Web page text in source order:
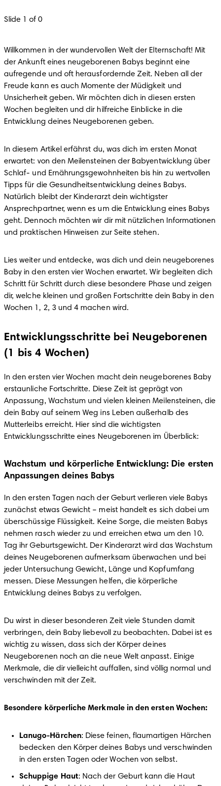
Slide 1 of 0
Willkommen in der wundervollen Welt der Elternschaft! Mit
der Ankunft eines neugeborenen Babys beginnt eine
aufregende und oft herausfordernde Zeit. Neben all der
Freude kann es auch Momente der Müdigkeit und
Unsicherheit geben. Wir möchten dich in diesen ersten
Wochen begleiten und dir hilfreiche Einblicke in die
Entwicklung deines Neugeborenen geben.
In diesem Artikel erfährst du, was dich im ersten Monat
erwartet: von den Meilensteinen der Babyentwicklung über
Schlaf- und Ernährungsgewohnheiten bis hin zu wertvollen
Tipps für die Gesundheitsentwicklung deines Babys.
Natürlich bleibt der Kinderarzt dein wichtigster
Ansprechpartner, wenn es um die Entwicklung eines Babys
geht. Dennoch möchten wir dir mit nützlichen Informationen
und praktischen Hinweisen zur Seite stehen.
Lies weiter und entdecke, was dich und dein neugeborenes
Baby in den ersten vier Wochen erwartet. Wir begleiten dich
Schritt für Schritt durch diese besondere Phase und zeigen
dir, welche kleinen und großen Fortschritte dein Baby in den
Wochen 1, 2, 3 und 4 machen wird.
Entwicklungsschritte bei Neugeborenen
(1 bis 4 Wochen)
In den ersten vier Wochen macht dein neugeborenes Baby
erstaunliche Fortschritte. Diese Zeit ist geprägt von
Anpassung, Wachstum und vielen kleinen Meilensteinen, die
dein Baby auf seinem Weg ins Leben außerhalb des
Mutterleibs erreicht. Hier sind die wichtigsten
Entwicklungsschritte eines Neugeborenen im Überblick:
Wachstum und körperliche Entwicklung: Die ersten
Anpassungen deines Babys
In den ersten Tagen nach der Geburt verlieren viele Babys
zunächst etwas Gewicht – meist handelt es sich dabei um
überschüssige Flüssigkeit. Keine Sorge, die meisten Babys
nehmen rasch wieder zu und erreichen etwa um den 10.
Tag ihr Geburtsgewicht. Der Kinderarzt wird das Wachstum
deines Neugeborenen aufmerksam überwachen und bei
jeder Untersuchung Gewicht, Länge und Kopfumfang
messen. Diese Messungen helfen, die körperliche
Entwicklung deines Babys zu verfolgen.
Du wirst in dieser besonderen Zeit viele Stunden damit
verbringen, dein Baby liebevoll zu beobachten. Dabei ist es
wichtig zu wissen, dass sich der Körper deines
Neugeborenen noch an die neue Welt anpasst. Einige
Merkmale, die dir vielleicht auffallen, sind völlig normal und
verschwinden mit der Zeit.
Besondere körperliche Merkmale in den ersten Wochen:
Lanugo-Härchen: Diese feinen, flaumartigen Härchen
bedecken den Körper deines Babys und verschwinden
in den ersten Tagen oder Wochen von selbst.
Schuppige Haut: Nach der Geburt kann die Haut